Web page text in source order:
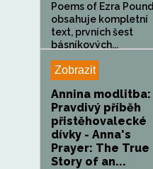
Poems of Ezra Pound
obsahuje kompletní
text, prvních šest
básníkových...
Zobrazit
Annina modlitba:
Pravdivý příběh
přistěhovalecké
dívky - Anna's
Prayer: The True
Story of an...